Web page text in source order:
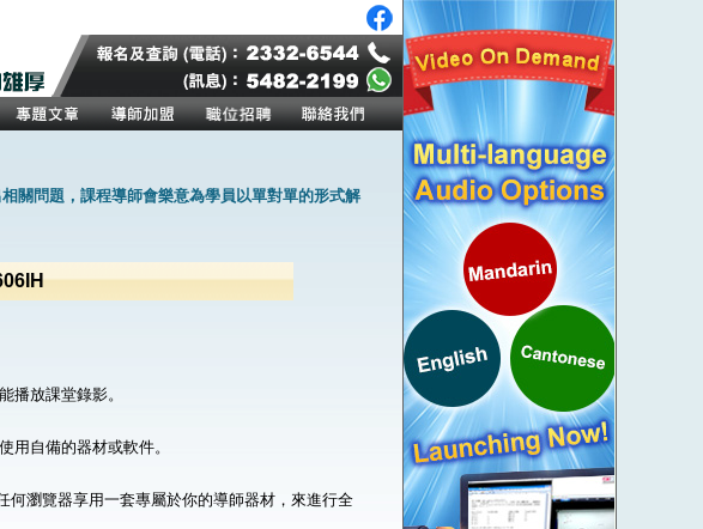
關問題，課程導師會樂意為學員以單對單的形式解
播放課堂錄影。
用自備的器材或軟件。
瀏覽器享用一套專屬於你的導師器材，來進行全